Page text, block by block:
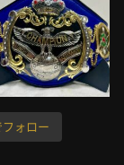
ォロー